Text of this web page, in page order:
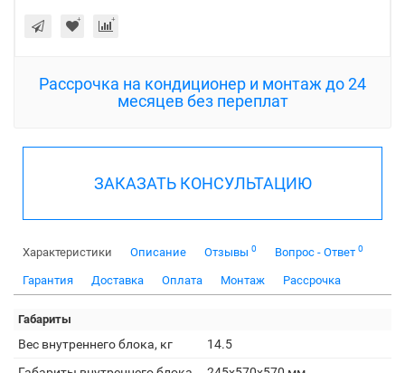
Рассрочка на кондиционер и монтаж до 24
месяцев без переплат
ЗАКАЗАТЬ КОНСУЛЬТАЦИЮ
Характеристики Описание Отзывы 0 Вопрос - Ответ 0
Гарантия Доставка Оплата Монтаж Рассрочка
Габариты
Вес внутреннего блока, кг
14.5